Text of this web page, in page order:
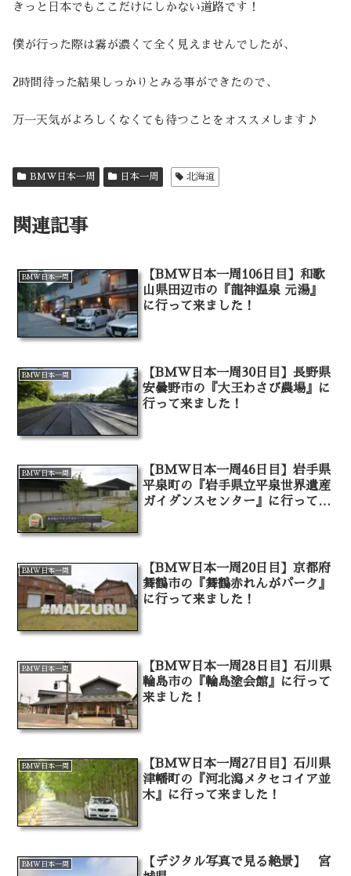
きっと日本でもここだけにしかない道路です！
僕が行った際は霧が濃くて全く見えませんでしたが、
2時間待った結果しっかりとみる事ができたので、
万一天気がよろしくなくても待つことをオススメします♪
BMW日本一周 日本一周 北海道
関連記事
BMW日本一周
【BMW日本一周106日目】和歌
山県田辺市の『龍神温泉 元湯』
に行って来ました！
BMW日本一周
【BMW日本一周30日目】長野県
安曇野市の『大王わさび農場』に
行って来ました！
BMW日本一周
【BMW日本一周46日目】岩手県
平泉町の『岩手県立平泉世界遺産
ガイダンスセンター』に行って来
BMW日本一周
【BMW日本一周20日目】京都府
舞鶴市の『舞鶴赤れんがパーク』
に行って来ました！
BMW日本一周
【BMW日本一周28日目】石川県
輪島市の『輪島塗会館』に行って
来ました！
BMW日本一周
【BMW日本一周27日目】石川県
津幡町の『河北潟メタセコイア並
木』に行って来ました！
BMW日本一周
【デジタル写真で見る絶景】 宮